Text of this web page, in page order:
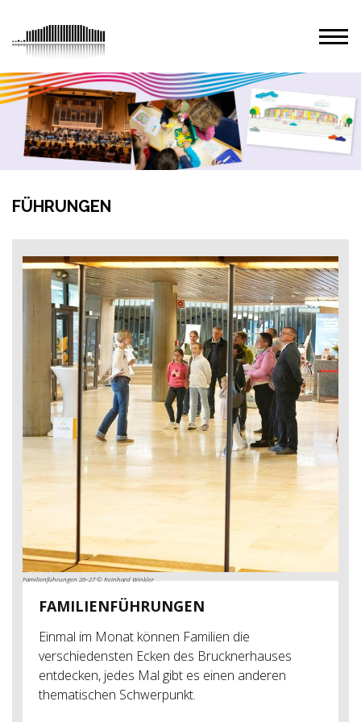
FÜHRUNGEN
Familienführungen 26–27 © Reinhard Winkler
FAMILIENFÜHRUNGEN
Einmal im Monat können Familien die
verschiedensten Ecken des Brucknerhauses
entdecken, jedes Mal gibt es einen anderen
thematischen Schwerpunkt.